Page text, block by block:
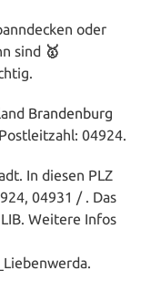
oder
sind 🥇
Brandenburg
04924.
In diesen PLZ
04931 / . Das
Weitere Infos